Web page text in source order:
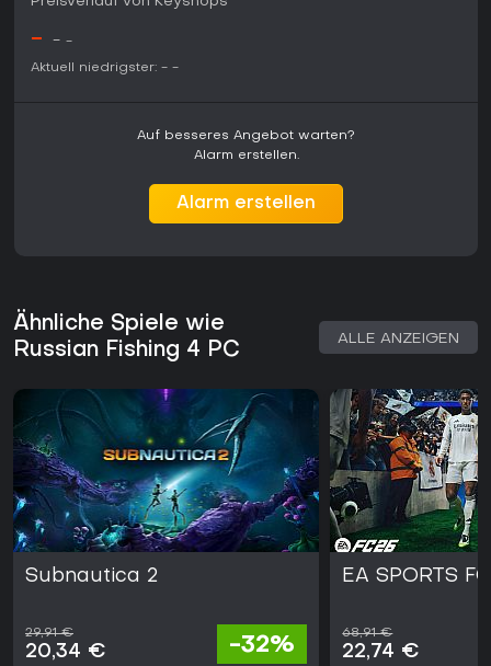
- - -
Aktuell niedrigster: - -
Auf besseres Angebot warten?
Alarm erstellen.
Alarm erstellen
Ähnliche Spiele wie
Russian Fishing 4 PC
ALLE ANZEIGEN
Subnautica 2
29,91 €
20,34 € -32%
EA SPORTS
68,91 €
22,74 €